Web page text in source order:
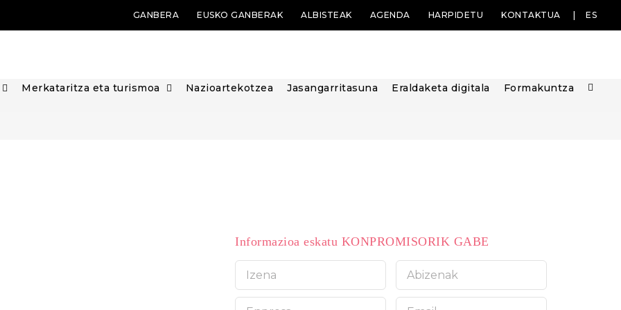
GANBERA EUSKO GANBERAK ALBISTEAK AGENDA HARPIDETU KONTAKTUA ES
Merkataritza eta turismoa Nazioartekotzea Jasangarritasuna Eraldaketa digitala Formakuntza
Informazioa eskatu KONPROMISORIK GABE